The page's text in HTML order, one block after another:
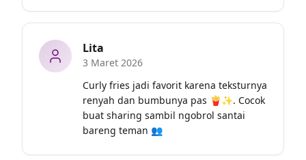
Lita
3 Maret 2026
Curly fries jadi favorit karena teksturnya
renyah dan bumbunya pas 🍟✨. Cocok
buat sharing sambil ngobrol santai
bareng teman 👥